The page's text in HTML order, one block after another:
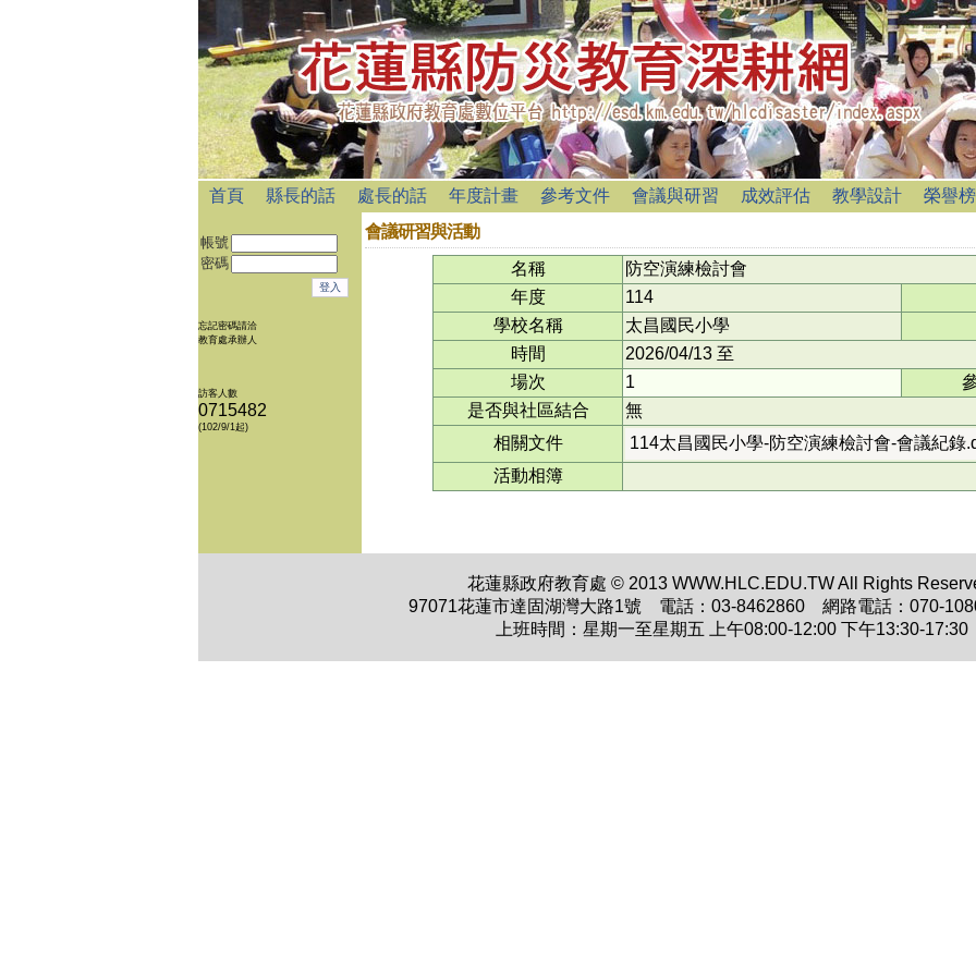
首頁 縣長的話 處長的話 年度計畫 參考文件 會議與研習 成效評估 教學設計 榮譽榜
帳號
密碼
忘記密碼請洽
教育處承辦人
訪客人數
0715482
(102/9/1起)
會議研習與活動
名稱
防空演練檢討會
年度
114
學校名稱
太昌國民小學
時間
2026/04/13 至
場次
1
是否與社區結合
無
相關文件
114太昌國民小學-防空演練檢討會-會議紀錄
活動相簿
花蓮縣政府教育處 © 2013 WWW.HLC.EDU.TW All Rights
97071花蓮市達固湖灣大路1號 電話：03-8462860 網路電話：070-
上班時間：星期一至星期五 上午08:00-12:00 下午13:30-17:30